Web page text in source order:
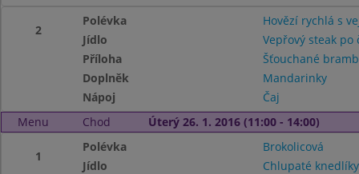
2
Polévka
Hovězí rychlá s
Jídlo
Vepřový steak po
Příloha
Šťouchané
Doplněk
Mandarinky
Nápoj
Čaj
Menu
Chod Úterý 26. 1. 2016 (11:00 - 14:00)
1
Polévka
Brokolicová
Jídlo
Chlupaté